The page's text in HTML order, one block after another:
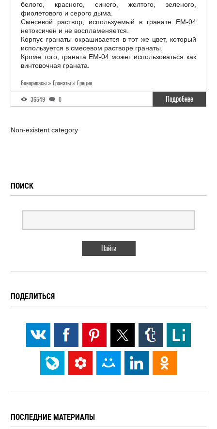
белого, красного, синего, желтого, зеленого,
фиолетового и серого дыма.
Смесевой раствор, используемый в гранате EM-04
нетоксичен и не воспламеняется.
Корпус гранаты окрашивается в тот же цвет, который
используется в смесевом растворе гранаты.
Кроме того, граната EM-04 может использоваться как
винтовочная граната.
Боеприпасы » Гранаты » Греция
36549 0 Подробнее
Non-existent category
ПОИСК
ПОДЕЛИТЬСЯ
ПОСЛЕДНИЕ МАТЕРИАЛЫ